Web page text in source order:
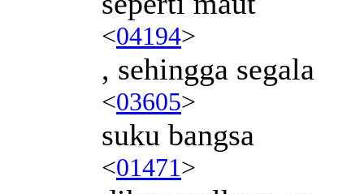
<04194>
, sehingga segala
<03605>
suku bangsa
<01471>